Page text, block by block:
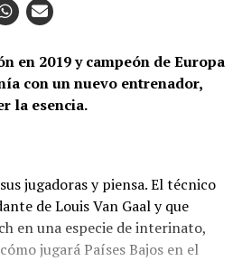
en 2019 y campeón de Europa
con un nuevo entrenador,
la esencia.
jugadoras y piensa. El técnico
de Louis Van Gaal y que
en una especie de interinato,
jugará Países Bajos en el